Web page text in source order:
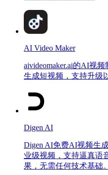
AI Video Maker
aivideomaker.ai的AI视
生成短视频，支持升级
Digen AI
Digen AI免费AI视频生
业级视频，支持逼真语
果，无需任何技术基础。